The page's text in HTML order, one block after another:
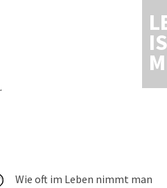
Wie oft im Leben nimmt man